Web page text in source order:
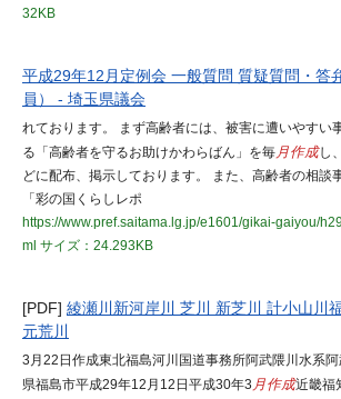
32KB
平成29年12月定例会 一般質問 質疑質問・答
員） - 埼玉県議会
れております。 まず高齢者には、被害に遭いやすい
る「高齢者を守るお助けかわらばん」を毎月作成し
どに配布、掲示しております。 また、高齢者の相談
「彩の国くらしレポ
https://www.pref.saitama.lg.jp/e1601/gikai-gaiyou/
ml サイズ：24.293KB
[PDF] 綾瀬川新河岸川 芝川 新芝川 計小山川
元荒川
3月22日作成東北福島河川国道事務所阿武隈川水系
県福島市平成29年12月12日平成30年3 月作成近畿福